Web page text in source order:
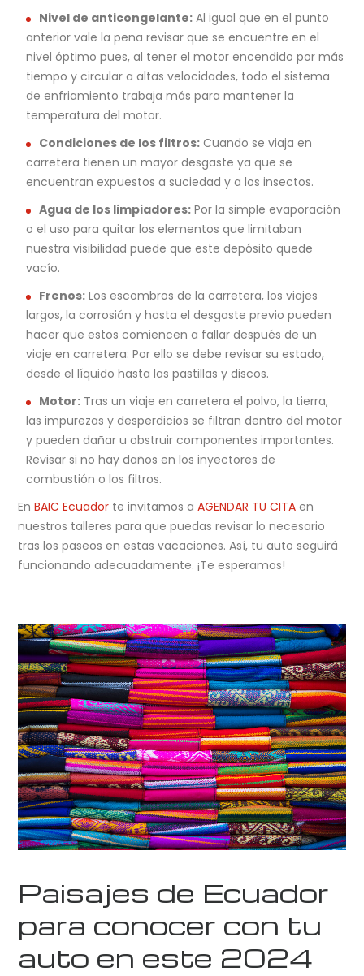
Nivel de anticongelante: Al igual que en el punto
anterior vale la pena revisar que se encuentre en el
nivel óptimo pues, al tener el motor encendido por más
tiempo y circular a altas velocidades, todo el sistema
de enfriamiento trabaja más para mantener la
temperatura del motor.
Condiciones de los filtros: Cuando se viaja en
carretera tienen un mayor desgaste ya que se
encuentran expuestos a suciedad y a los insectos.
Agua de los limpiadores: Por la simple evaporación
o el uso para quitar los elementos que limitaban
nuestra visibilidad puede que este depósito quede
vacío.
Frenos: Los escombros de la carretera, los viajes
largos, la corrosión y hasta el desgaste previo pueden
hacer que estos comiencen a fallar después de un
viaje en carretera: Por ello se debe revisar su estado,
desde el líquido hasta las pastillas y discos.
Motor: Tras un viaje en carretera el polvo, la tierra,
las impurezas y desperdicios se filtran dentro del motor
y pueden dañar u obstruir componentes importantes.
Revisar si no hay daños en los inyectores de
combustión o los filtros.
EnBAIC Ecuador te invitamos aAGENDAR TU CITA en
nuestros talleres para que puedas revisar lo necesario
tras los paseos en estas vacaciones. Así, tu auto seguirá
funcionando adecuadamente. ¡Te esperamos!
Paisajes de Ecuador
para conocer con tu
auto en este 2024